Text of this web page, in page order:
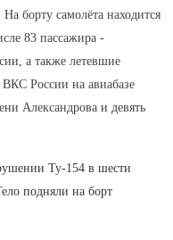
борту самолёта находится
83 пассажира -
а также летевшие
России на авиабазе
Александрова и девять
Ту-154 в шести
подняли на борт